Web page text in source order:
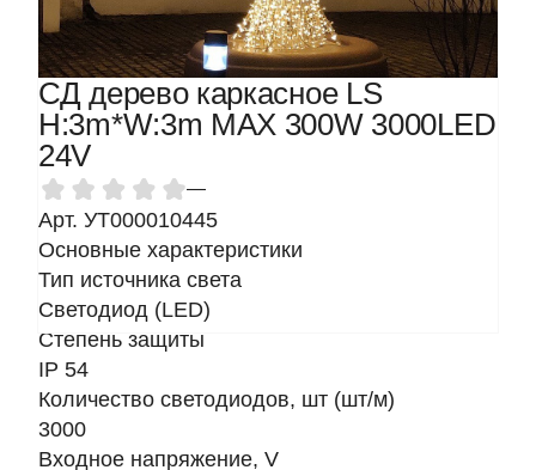
СД дерево каркасное LS
H:3m*W:3m MAX 300W 3000LED
24V
—
Арт. УТ000010445
Основные характеристики
Тип источника света
Светодиод (LED)
Степень защиты
IP 54
Количество светодиодов, шт (шт/м)
3000
Входное напряжение, V